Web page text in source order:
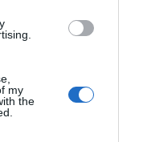
my
the
conseillé* : 2.30€
Barquette St